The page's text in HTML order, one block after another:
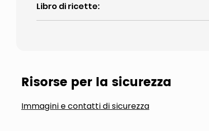
Libro di ricette:
Risorse per la sicurezza
Immagini e contatti di sicurezza